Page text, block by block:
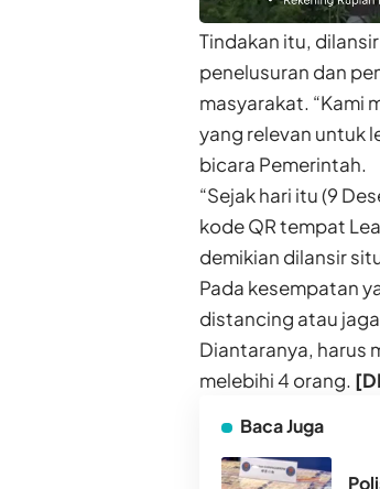
Tindakan itu,
penelusuran dan
masyarakat. “Kami
yang relevan untuk
bicara Pemerintah.
“Sejak hari itu (9
kode QR tempat
demikian dilansir
Pada kesempatan
distancing atau
Diantaranya, harus
melebihi 4 orang.
Baca Juga